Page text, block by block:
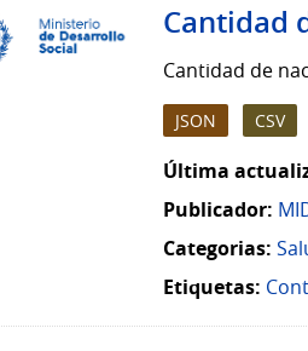
Cantidad
Cantidad de
JSON CSV
Última
Publicador:
Categorias:
Etiquetas: